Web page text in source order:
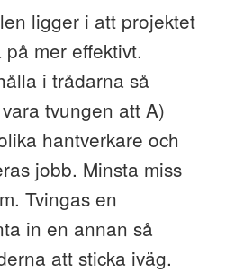
ligger i att projektet
mer effektivt.
i trådarna så
tvungen att A)
hantverkare och
jobb. Minsta miss
Tvingas en
in en annan så
att sticka iväg.